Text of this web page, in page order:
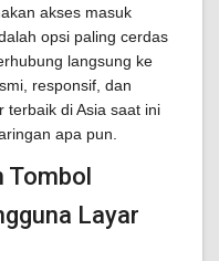
akses masuk
opsi paling cerdas
langsung ke
responsif, dan
terbaik di Asia saat ini
apa pun.
Tombol
Layar